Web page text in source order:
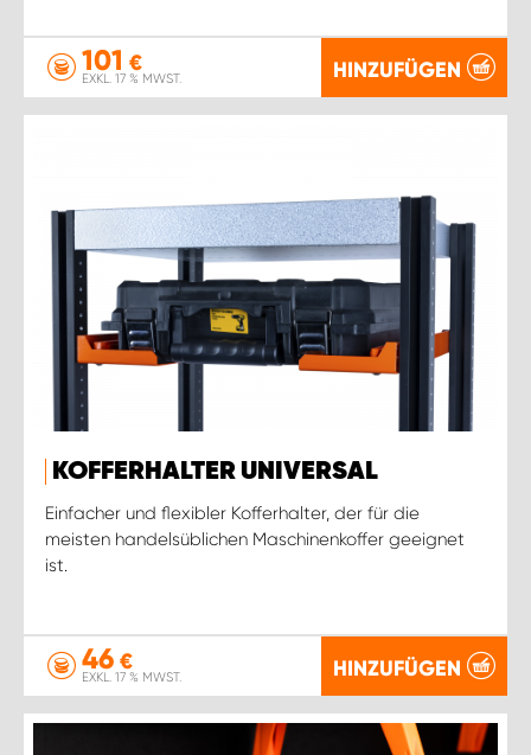
101 €
EXKL. 17 % MWST. HINZUFÜGEN
KOFFERHALTER UNIVERSAL
Einfacher und flexibler Kofferhalter, der für die
meisten handelsüblichen Maschinenkoffer geeignet
ist.
46 €
EXKL. 17 % MWST. HINZUFÜGEN